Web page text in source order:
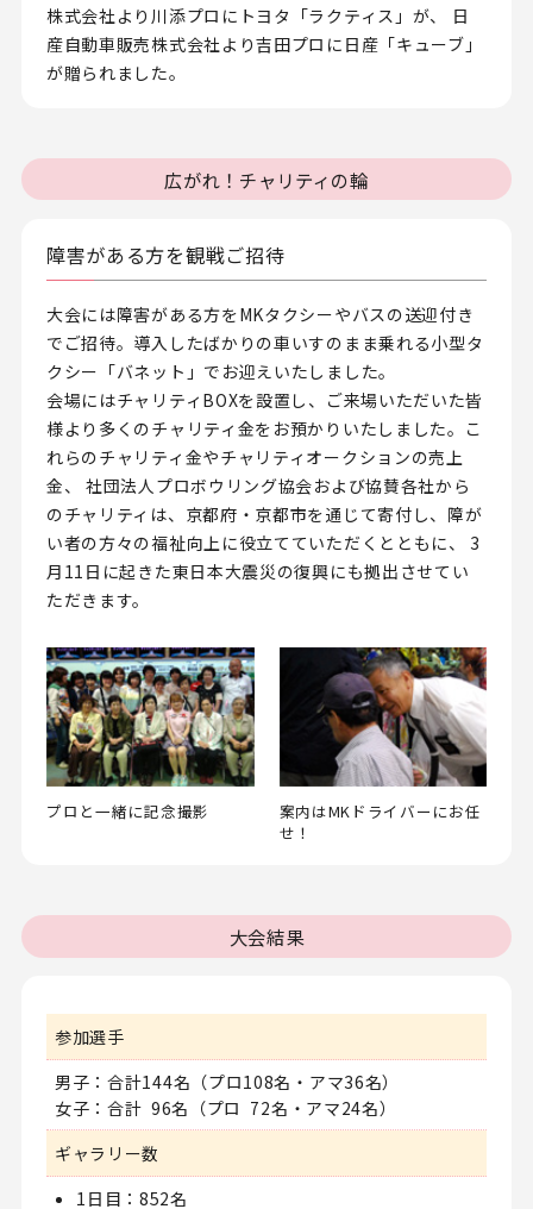
株式会社より川添プロにトヨタ「ラクティス」が、 日
産自動車販売株式会社より吉田プロに日産「キューブ」
が贈られました。
広がれ！チャリティの輪
障害がある方を観戦ご招待
大会には障害がある方をMKタクシーやバスの送迎付き
でご招待。導入したばかりの車いすのまま乗れる小型タ
クシー「バネット」でお迎えいたしました。
会場にはチャリティBOXを設置し、ご来場いただいた皆
様より多くのチャリティ金をお預かりいたしました。こ
れらのチャリティ金やチャリティオークションの売上
金、 社団法人プロボウリング協会および協賛各社から
のチャリティは、京都府・京都市を通じて寄付し、障が
い者の方々の福祉向上に役立てていただくとともに、 3
月11日に起きた東日本大震災の復興にも拠出させてい
ただきます。
プロと一緒に記念撮影
案内はMKドライバーにお任
せ！
大会結果
参加選手
男子：合計144名 （プロ108名・アマ36名）
女子：合計 96名 （プロ 72名・アマ24名）
ギャラリー数
1日目：852名